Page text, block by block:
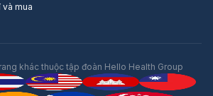
và mua
khác thuộc tập đoàn Hello Health Group